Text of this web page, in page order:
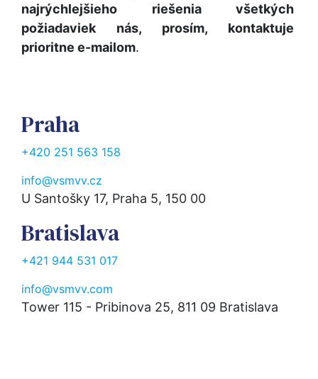
najrýchlejšieho riešenia všetkých
požiadaviek nás, prosím, kontaktuje
prioritne e-mailom.
Praha
+420 251 563 158
info@vsmvv.cz
U Santošky 17, Praha 5, 150 00
Bratislava
+421 944 531 017
info@vsmvv.com
Tower 115 - Pribinova 25, 811 09 Bratislava